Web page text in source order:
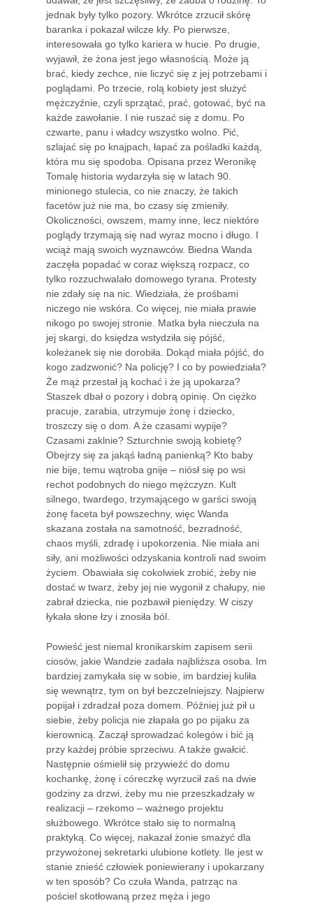
jednak były tylko pozory. Wkrótce zrzucił skórę
baranka i pokazał wilcze kły. Po pierwsze,
interesowała go tylko kariera w hucie. Po drugie,
wyjawił, że żona jest jego własnością. Może ją
brać, kiedy zechce, nie liczyć się z jej potrzebami i
poglądami. Po trzecie, rolą kobiety jest służyć
mężczyźnie, czyli sprzątać, prać, gotować, być na
każde zawołanie. I nie ruszać się z domu. Po
czwarte, panu i władcy wszystko wolno. Pić,
szlajać się po knajpach, łapać za pośladki każdą,
która mu się spodoba. Opisana przez Weronikę
Tomalę historia wydarzyła się w latach 90.
minionego stulecia, co nie znaczy, że takich
facetów już nie ma, bo czasy się zmieniły.
Okoliczności, owszem, mamy inne, lecz niektóre
poglądy trzymają się nad wyraz mocno i długo. I
wciąż mają swoich wyznawców. Biedna Wanda
zaczęła popadać w coraz większą rozpacz, co
tylko rozzuchwalało domowego tyrana. Protesty
nie zdały się na nic. Wiedziała, że prośbami
niczego nie wskóra. Co więcej, nie miała prawie
nikogo po swojej stronie. Matka była nieczuła na
jej skargi, do księdza wstydziła się pójść,
koleżanek się nie dorobiła. Dokąd miała pójść, do
kogo zadzwonić? Na policję? I co by powiedziała?
Że mąż przestał ją kochać i że ją upokarza?
Staszek dbał o pozory i dobrą opinię. On ciężko
pracuje, zarabia, utrzymuje żonę i dziecko,
troszczy się o dom. A że czasami wypije?
Czasami zaklnie? Szturchnie swoją kobietę?
Obejrzy się za jakąś ładną panienką? Kto baby
nie bije, temu wątroba gnije – niósł się po wsi
rechot podobnych do niego mężczyzn. Kult
silnego, twardego, trzymającego w garści swoją
żonę faceta był powszechny, więc Wanda
skazana została na samotność, bezradność,
chaos myśli, zdradę i upokorzenia. Nie miała ani
siły, ani możliwości odzyskania kontroli nad swoim
życiem. Obawiała się cokolwiek zrobić, żeby nie
dostać w twarz, żeby jej nie wygonił z chałupy, nie
zabrał dziecka, nie pozbawił pieniędzy. W ciszy
łykała słone łzy i znosiła ból.
Powieść jest niemal kronikarskim zapisem serii
ciosów, jakie Wandzie zadała najbliższa osoba. Im
bardziej zamykała się w sobie, im bardziej kuliła
się wewnątrz, tym on był bezczelniejszy. Najpierw
popijał i zdradzał poza domem. Później już pił u
siebie, żeby policja nie złapała go po pijaku za
kierownicą. Zaczął sprowadzać kolegów i bić ją
przy każdej próbie sprzeciwu. A także gwałcić.
Następnie ośmielił się przywieźć do domu
kochankę, żonę i córeczkę wyrzucił zaś na dwie
godziny za drzwi, żeby mu nie przeszkadzały w
realizacji – rzekomo – ważnego projektu
służbowego. Wkrótce stało się to normalną
praktyką. Co więcej, nakazał żonie smażyć dla
przywożonej sekretarki ulubione kotlety. Ile jest w
stanie znieść człowiek poniewierany i upokarzany
w ten sposób? Co czuła Wanda, patrząc na
pościel skotłowaną przez męża i jego